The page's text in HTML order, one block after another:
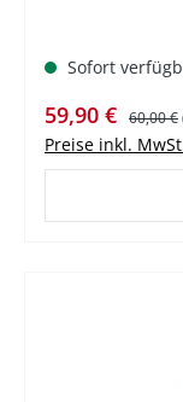
Sofort
59,90 € 60,00 €
Preise inkl.